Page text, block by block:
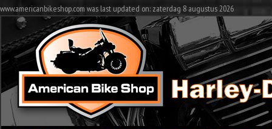
www.americanbikeshop.com was last updated on: zaterdag 8 augustus 2026